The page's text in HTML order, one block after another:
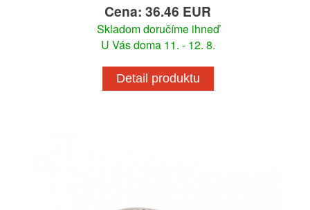
Cena: 36.46 EUR
Skladom doručíme ihneď
U Vás doma 11. - 12. 8.
Detail produktu